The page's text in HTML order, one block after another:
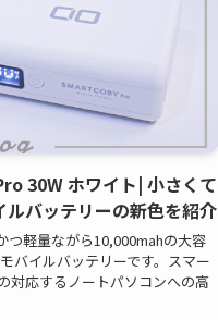
30W ホワイト| 小さくて
バッテリーの新色を紹介
つ軽量ながら10,000mahの大容
バイルバッテリーです。スマー
対応するノートパソコンへの高